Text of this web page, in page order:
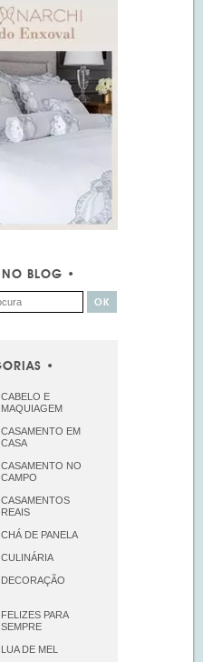
NO BLOG
CABELO E
MAQUIAGEM
CASAMENTO EM
CASA
CASAMENTO NO
CAMPO
CASAMENTOS
REAIS
CHÁ DE PANELA
CULINÁRIA
DECORAÇÃO
FELIZES PARA
SEMPRE
LUA DE MEL